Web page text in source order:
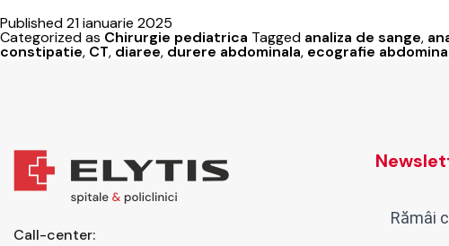
Published21 ianuarie 2025
Categorized as Chirurgie pediatrica Tagged analiza de sange,
constipatie, CT, diaree, durere abdominala, ecografie
Call-center:
Rămâi